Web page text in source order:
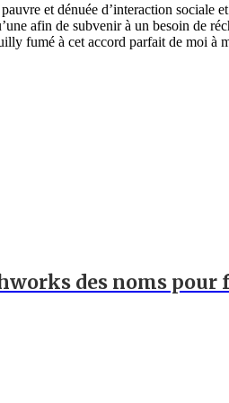
et dénuée d’interaction sociale
afin de subvenir à un besoin de
fumé à cet accord parfait de moi à
des noms